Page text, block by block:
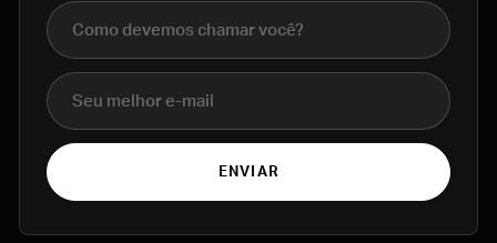
Nome completo
E-mail
ENVIAR